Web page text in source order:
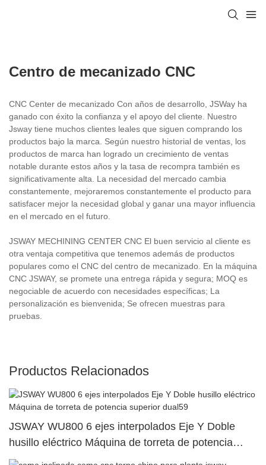
Centro de mecanizado CNC
CNC Center de mecanizado Con años de desarrollo, JSWay ha
ganado con éxito la confianza y el apoyo del cliente. Nuestro
Jsway tiene muchos clientes leales que siguen comprando los
productos bajo la marca. Según nuestro historial de ventas, los
productos de marca han logrado un crecimiento de ventas
notable durante estos años y la tasa de recompra también es
significativamente alta. La necesidad del mercado cambia
constantemente, mejoraremos constantemente el producto para
satisfacer mejor la necesidad global y ganar una mayor influencia
en el mercado en el futuro.
JSWAY MECHINING CENTER CNC El buen servicio al cliente es
otra ventaja competitiva que tenemos además de productos
populares como el CNC del centro de mecanizado. En la máquina
CNC JSWAY, se promete una entrega rápida y segura; MOQ es
negociable de acuerdo con necesidades específicas; La
personalización es bienvenida; Se ofrecen muestras para
pruebas.
Productos Relacionados
JSWAY WU800 6 ejes interpolados Eje Y Doble
husillo eléctrico Máquina de torreta de potencia
superior dual59